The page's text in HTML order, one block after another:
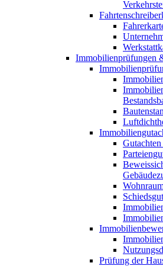
Immobilienprüfungen
Gutachten
Prüfung der